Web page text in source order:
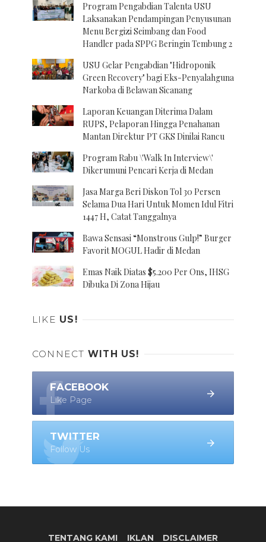
Program Pengabdian Talenta USU
Laksanakan Pendampingan Penyusunan
Menu Bergizi Seimbang dan Food
Handler pada SPPG Beringin Tembung 2
USU Gelar Pengabdian "Hidroponik
Green Recovery" bagi Eks-Penyalahguna
Narkoba di Belawan Sicanang
Laporan Keuangan Diterima Dalam
RUPS, Pelaporan Hingga Penahanan
Mantan Direktur PT GKS Dinilai Rancu
Program Rabu \'Walk In Interview\'
Dikerumuni Pencari Kerja di Medan
Jasa Marga Beri Diskon Tol 30 Persen
Selama Dua Hari Untuk Momen Idul Fitri
1447 H, Catat Tanggalnya
Bawa Sensasi “Monstrous Gulp!” Burger
Favorit MOGUL Hadir di Medan
Emas Naik Diatas $5.200 Per Ons, IHSG
Dibuka Di Zona Hijau
LIKE US!
CONNECT WITH US!
FACEBOOK
Like Page
TWITTER
Follow Us
TENTANG KAMI IKLAN DISCLAIMER